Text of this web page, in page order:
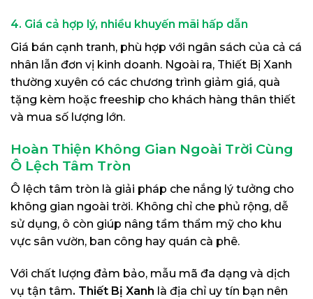
4. Giá cả hợp lý, nhiều khuyến mãi hấp dẫn
Giá bán cạnh tranh, phù hợp với ngân sách của cả cá
nhân lẫn đơn vị kinh doanh. Ngoài ra, Thiết Bị Xanh
thường xuyên có các chương trình giảm giá, quà
tặng kèm hoặc freeship cho khách hàng thân thiết
và mua số lượng lớn.
Hoàn Thiện Không Gian Ngoài Trời Cùng
Ô Lệch Tâm Tròn
Ô lệch tâm tròn là giải pháp che nắng lý tưởng cho
không gian ngoài trời. Không chỉ che phủ rộng, dễ
sử dụng, ô còn giúp nâng tầm thẩm mỹ cho khu
vực sân vườn, ban công hay quán cà phê.
Với chất lượng đảm bảo, mẫu mã đa dạng và dịch
vụ tận tâm. Thiết Bị Xanh là địa chỉ uy tín bạn nên